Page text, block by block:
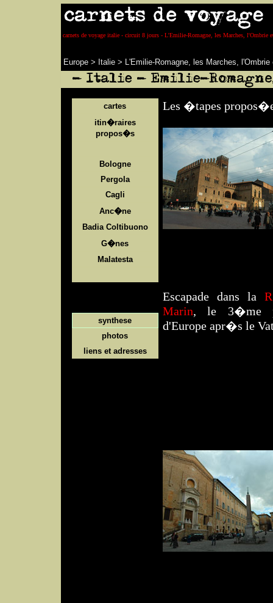
carnets de voyage italie - circuit 8 jours - L'Emilie-Romagne, les Marches, l'Ombrie
Europe > Italie > L'Emilie-Romagne, les Marches, l'Ombrie
cartes
itin�raires
propos�s
Bologne
Pergola
Cagli
Anc�ne
Badia Coltibuono
G�nes
Malatesta
synthese
photos
liens et adresses
Les �tapes
Escapade dans la
Marin, le 3�me
d'Europe apr�s le